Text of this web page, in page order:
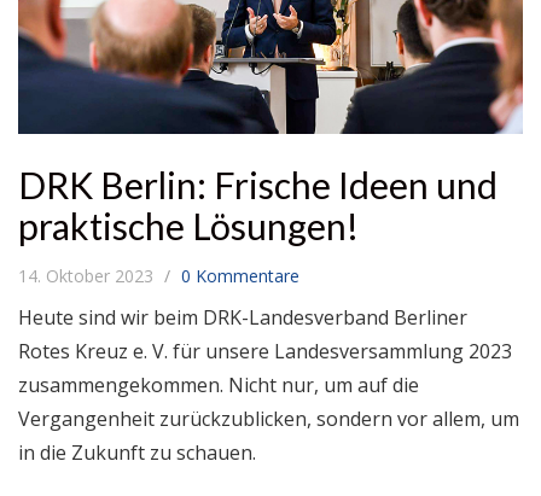
DRK Berlin: Frische Ideen und
praktische Lösungen!
14. Oktober 2023 0 Kommentare
Heute sind wir beim DRK-Landesverband Berliner
Rotes Kreuz e. V. für unsere Landesversammlung 2023
zusammengekommen. Nicht nur, um auf die
Vergangenheit zurückzublicken, sondern vor allem, um
in die Zukunft zu schauen.